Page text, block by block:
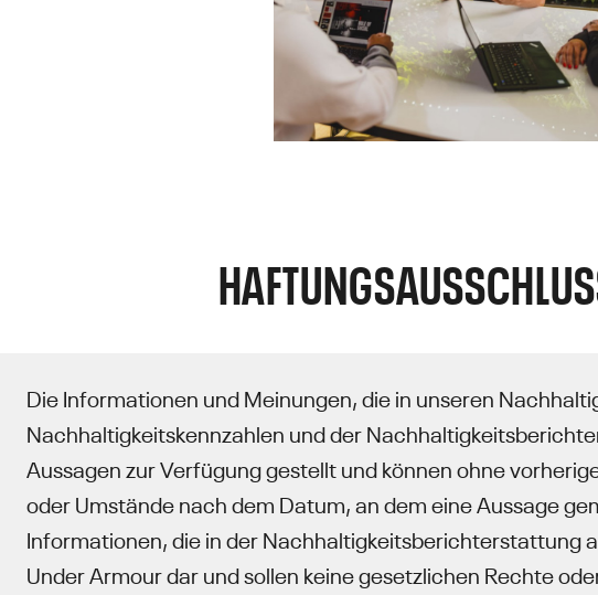
Die Informationen und Meinungen, die in unseren
Nachhaltigkeitskennzahlen und der
Aussagen zur Verfügung gestellt und können ohne
oder Umstände nach dem Datum, an dem eine Aussage
Informationen, die in der Nachhaltigkeitsberichterstattung
Under Armour dar und sollen keine gesetzlichen Rechte